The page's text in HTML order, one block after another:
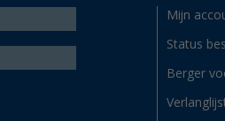
Mijn
Status
Berger